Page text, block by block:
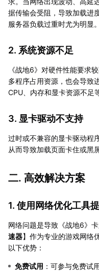
据传输会受阻，导致加载进
服务器负载过重时尤为明显。
2. 系统资源不足
《战地6》对硬件性能要求
多程序占用资源，也会导致
CPU、内存和显卡资源不足
3. 显卡驱动不支持
过时或不兼容的显卡驱动程
从而导致加载页面卡住或黑
二. 高效解决方案
1. 使用网络优化工具
网络问题是导致《战地6》
速器】作为专业的游戏网络
以下优势：
免费试用 ：可参与免费试